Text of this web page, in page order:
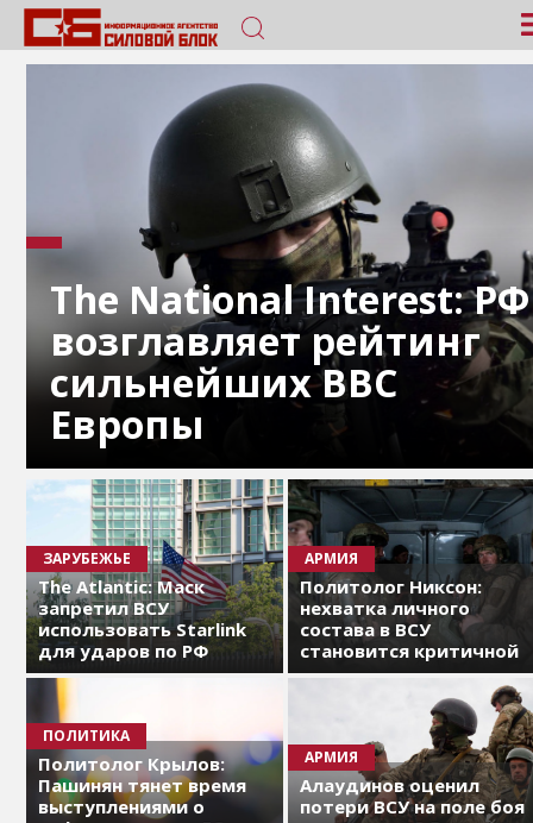
The National Interest: РФ
возглавляет рейтинг
сильнейших ВВС
Европы
ЗАРУБЕЖЬЕ
The Atlantic: Маск
запретил ВСУ
использовать Starlink
для ударов по РФ
АРМИЯ
Политолог Никсон:
нехватка личного
состава в ВСУ
становится критичной
ПОЛИТИКА
Политолог Крылов:
Пашинян тянет время
выступлениями о
АРМИЯ
Алаудинов оценил
потери ВСУ на поле боя